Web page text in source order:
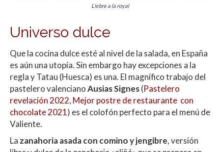
Liebre a la royal
Universo dulce
Que la cocina dulce esté al nivel de la salada, en España
es aún una utopía. Sin embargo hay excepciones a la
regla y Tatau (Huesca) es una. El magnífico trabajo del
pastelero valencianoAusias Signes(Pastelero
revelación 2022, Mejor postre de restaurante con
chocolate 2021) es el colofón perfecto para el menú de
Valiente.
La zanahoria asada con comino y jengibre, versión